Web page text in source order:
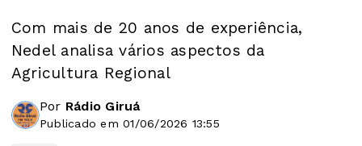
Com mais de 20 anos de experiência,
Nedel analisa vários aspectos da
Agricultura Regional
Por Rádio Giruá
Publicado em 01/06/2026 13:55